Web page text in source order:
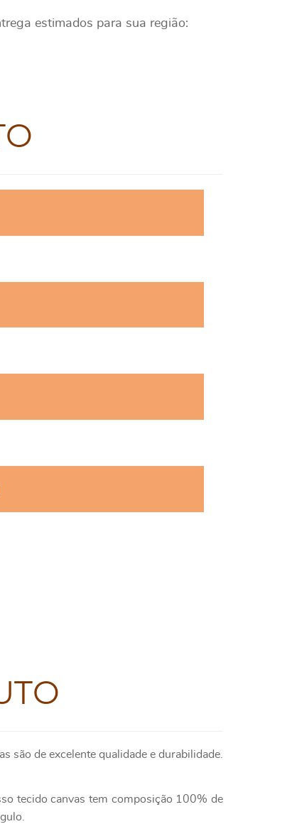
estimados para sua região:
são de excelente qualidade e durabilidade.
tecido canvas tem composição 100% de